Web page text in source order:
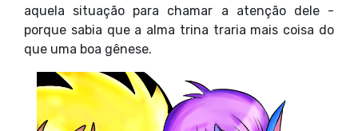
aquela situação para chamar a atenção dele -
porque sabia que a alma trina traria mais coisa do
que uma boa gênese.